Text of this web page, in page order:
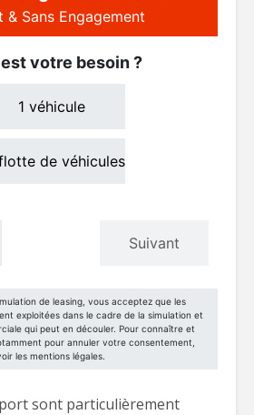
sont particulièrement